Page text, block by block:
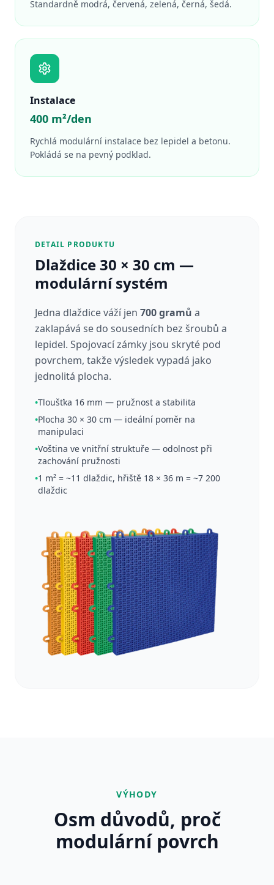
Standardně modrá, červená, zelená, černá, šedá.
Instalace
400 m²/den
Rychlá modulární instalace bez lepidel a betonu.
Pokládá se na pevný podklad.
DETAIL PRODUKTU
Dlaždice 30 × 30 cm —
modulární systém
Jedna dlaždice váží jen 700 gramů a
zaklapává se do sousedních bez šroubů a
lepidel. Spojovací zámky jsou skryté pod
povrchem, takže výsledek vypadá jako
jednolitá plocha.
•Tloušťka 16 mm — pružnost a stabilita
•Plocha 30 × 30 cm — ideální poměr na
manipulaci
•Voština ve vnitřní struktuře — odolnost při
zachování pružnosti
•1 m² = ~11 dlaždic, hřiště 18 × 36 m = ~7 200
dlaždic
VÝHODY
Osm důvodů, proč
modulární povrch